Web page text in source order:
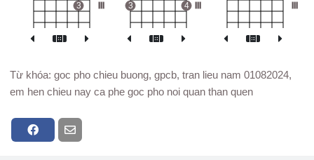
3
3 4
Từ khóa: goc pho chieu buong, gpcb, tran lieu nam 01082024,
em hen chieu nay ca phe goc pho noi quan than quen